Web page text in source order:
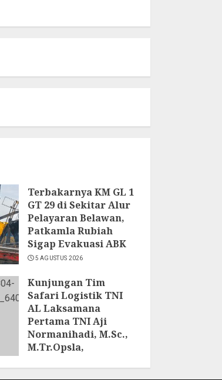
Terbakarnya KM GL 1
GT 29 di Sekitar Alur
Pelayaran Belawan,
Patkamla Rubiah
Sigap Evakuasi ABK
5 AGUSTUS 2026
Kunjungan Tim
Safari Logistik TNI
AL Laksamana
Pertama TNI Aji
Normanihadi, M.Sc.,
M.Tr.Opsla,